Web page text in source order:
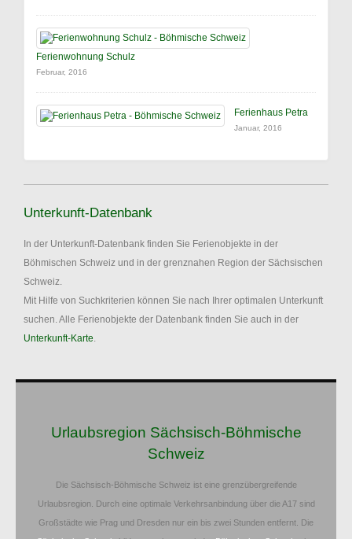
Ferienwohnung Schulz
Februar, 2016
Ferienhaus Petra
Januar, 2016
Unterkunft-Datenbank
In der Unterkunft-Datenbank finden Sie Ferienobjekte in der
Böhmischen Schweiz und in der grenznahen Region der Sächsischen
Schweiz.
Mit Hilfe von Suchkriterien können Sie nach Ihrer optimalen Unterkunft
suchen. Alle Ferienobjekte der Datenbank finden Sie auch in der
Unterkunft-Karte.
Urlaubsregion Sächsisch-Böhmische
Schweiz
Die Sächsisch-Böhmische Schweiz ist eine grenzübergreifende
Urlaubsregion. Durch eine optimale Verkehrsanbindung über die A17 sind
Großstädte wie Prag und Dresden nur ein bis zwei Stunden entfernt. Die